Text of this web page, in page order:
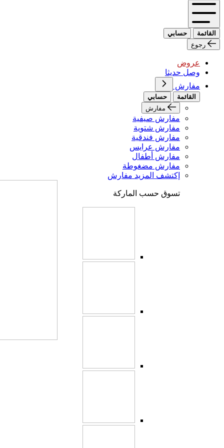
القائمة
حسابي
رجوع
عروض
وصل حديثا
مفارش
القائمة
حسابي
مفارش
مفارش صيفية
مفارش شتوية
مفارش فندقية
مفارش عرايس
مفارش أطفال
مفارش مضغوطة
إكتشف المزيد مفارش
تسوق حسب الماركة